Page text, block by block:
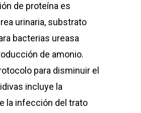
de proteína es
urinaria, substrato
bacterias ureasa
de amonio.
para disminuir el
incluye la
la infección del trato